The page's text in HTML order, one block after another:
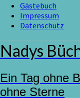
Gästebuch
Impressum
Datenschutz
Nadys
Ein Tag ohne
ohne Sterne